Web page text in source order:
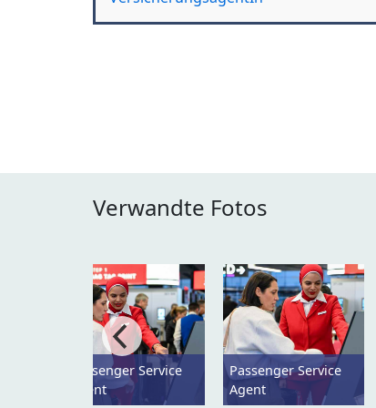
Verwandte Fotos
Passenger Service
Agent
Passenger Service
Agent